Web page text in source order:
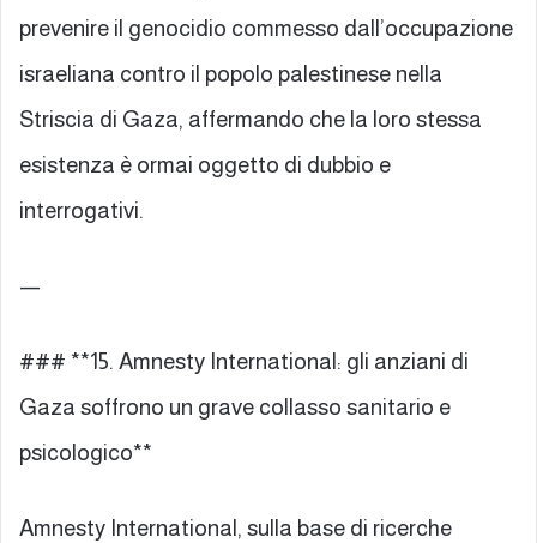
prevenire il genocidio commesso dall’occupazione
israeliana contro il popolo palestinese nella
Striscia di Gaza, affermando che la loro stessa
esistenza è ormai oggetto di dubbio e
interrogativi.
—
### **15. Amnesty International: gli anziani di
Gaza soffrono un grave collasso sanitario e
psicologico**
Amnesty International, sulla base di ricerche